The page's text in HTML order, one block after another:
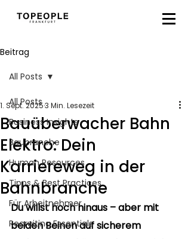
Beitrag
All Posts
Business Insights
Baubranche
Human Resources
Tipps & Best Practices
Für Arbeitnehmer
Recruiting Essentials
All Posts
Bauüberwacher Bahn
Elektro: Dein
Karriereweg in der
Bahnbranche
1. Sept. 20253 Min. Lesezeit
Du willst hoch hinaus – aber mit
beiden Beinen auf sicherem